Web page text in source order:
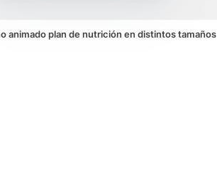
animado plan de nutrición en distintos tamaños